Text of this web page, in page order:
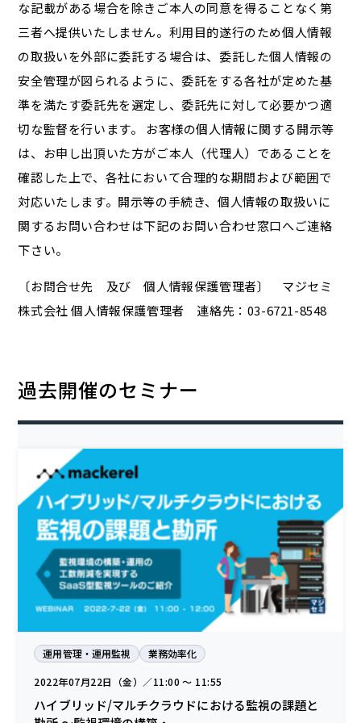
な記載がある場合を除きご本人の同意を得ることなく第
三者へ提供いたしません。利用目的遂行のため個人情報
の取扱いを外部に委託する場合は、委託した個人情報の
安全管理が図られるように、委託をする各社が定めた基
準を満たす委託先を選定し、委託先に対して必要かつ適
切な監督を行います。 お客様の個人情報に関する開示等
は、お申し出頂いた方がご本人（代理人）であることを
確認した上で、各社において合理的な期間および範囲で
対応いたします。開示等の手続き、個人情報の取扱いに
関するお問い合わせは下記のお問い合わせ窓口へご連絡
下さい。
〔お問合せ先 及び 個人情報保護管理者〕 マジセミ
株式会社 個人情報保護管理者 連絡先：03-6721-8548
過去開催のセミナー
運用管理・運用監視 業務効率化
2022年07月22日（金）／11:00 〜 11:55
ハイブリッド/マルチクラウドにおける監視の課題と